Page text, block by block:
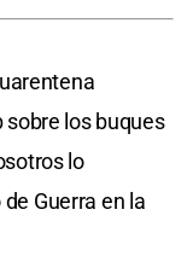
los buques
lo
Guerra en la